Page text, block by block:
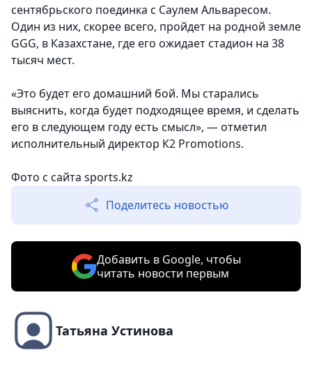
сентябрьского поединка с Саулем Альваресом.
Один из них, скорее всего, пройдет на родной земле
GGG, в Казахстане, где его ожидает стадион на 38
тысяч мест.
«Это будет его домашний бой. Мы старались
выяснить, когда будет подходящее время, и сделать
его в следующем году есть смысл», — отметил
исполнительный директор К2 Promotions.
Фото с сайта sports.kz
Поделитесь новостью
Добавить в Google, чтобы
читать новости первым
Татьяна Устинова